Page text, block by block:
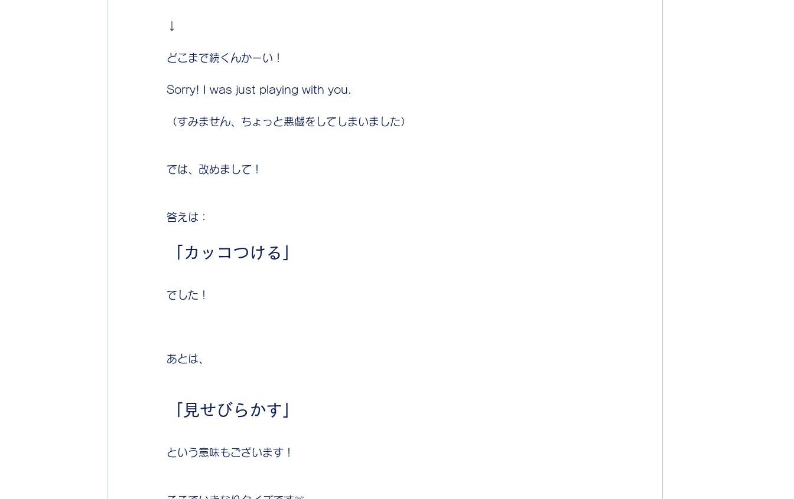
↓
どこまで続くんかーい！
Sorry! I was just playing with you.
（すみません、ちょっと悪戯をしてしまいました）
では、改めまして！
答えは：
「カッコつける」
でした！
あとは、
「見せびらかす」
という意味もございます！